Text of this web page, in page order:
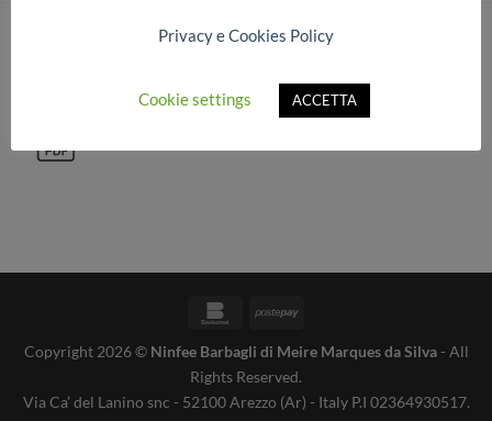
CATALOGO COMPLETO
BankomatPostepay
Copyright 2026 © Ninfee Barbagli di Meire Marques da Silva- All
Rights Reserved.
Via Ca’ del Lanino snc - 52100 Arezzo (Ar) - Italy P.I 02364930517.
Privacy e Cookies Policy
Cookie settings ACCETTA